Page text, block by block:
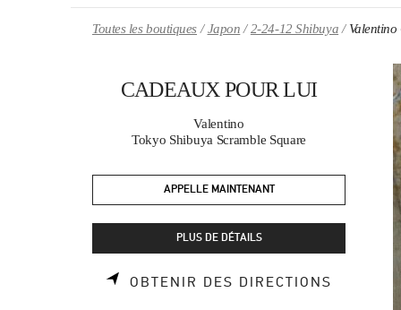
Toutes les boutiques Japon 2-24-12 Shibuya
CADEAUX POUR LUI
Valentino
Tokyo Shibuya Scramble Square
APPELLE MAINTENANT
PLUS DE DÉTAILS
OBTENIR DES DIRECTIONS